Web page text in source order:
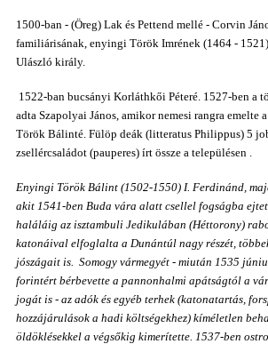
1500-ban - (Öreg) Lak és Pettend mellé - Corvin
familiárisának, enyingi Török Imrének (1464 - 1521)
Ulászló király.
1522-ban bucsányi Korláthkői Péteré. 1527-ben a
adta Szapolyai János, amikor nemesi rangra emelte a
Török Bálinté. Fülöp deák (litteratus Philippus) 5
zsellércsaládot (pauperes) írt össze a településen .
Enyingi Török Bálint (1502-1550) I. Ferdinánd,
akit 1541-ben Buda vára alatt csellel fogságba
haláláig az isztambuli Jedikulában (Héttorony)
katonáival elfoglalta a Dunántúl nagy részét,
jószágait is. Somogy vármegyét - miután 1535
forintért bérbevette a pannonhalmi apátságtól a
jogát is - az adók és egyéb terhek (katonatartás,
hozzájárulások a hadi költségekhez) kíméletlen
öldöklésekkel a végsőkig kimerítette. 1537-ben